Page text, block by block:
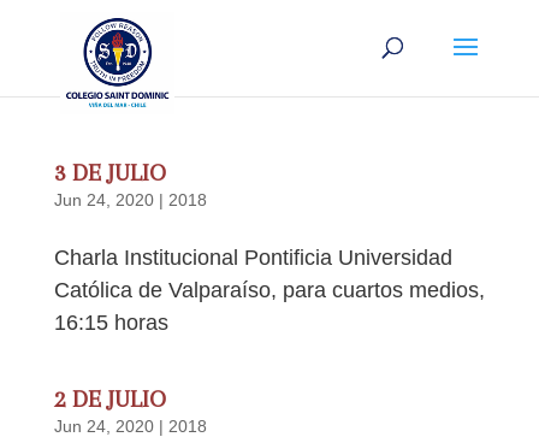
3 DE JULIO
Jun 24, 2020| 2018
Charla Institucional Pontificia Universidad
Católica de Valparaíso, para cuartos medios,
16:15 horas
2 DE JULIO
Jun 24, 2020| 2018